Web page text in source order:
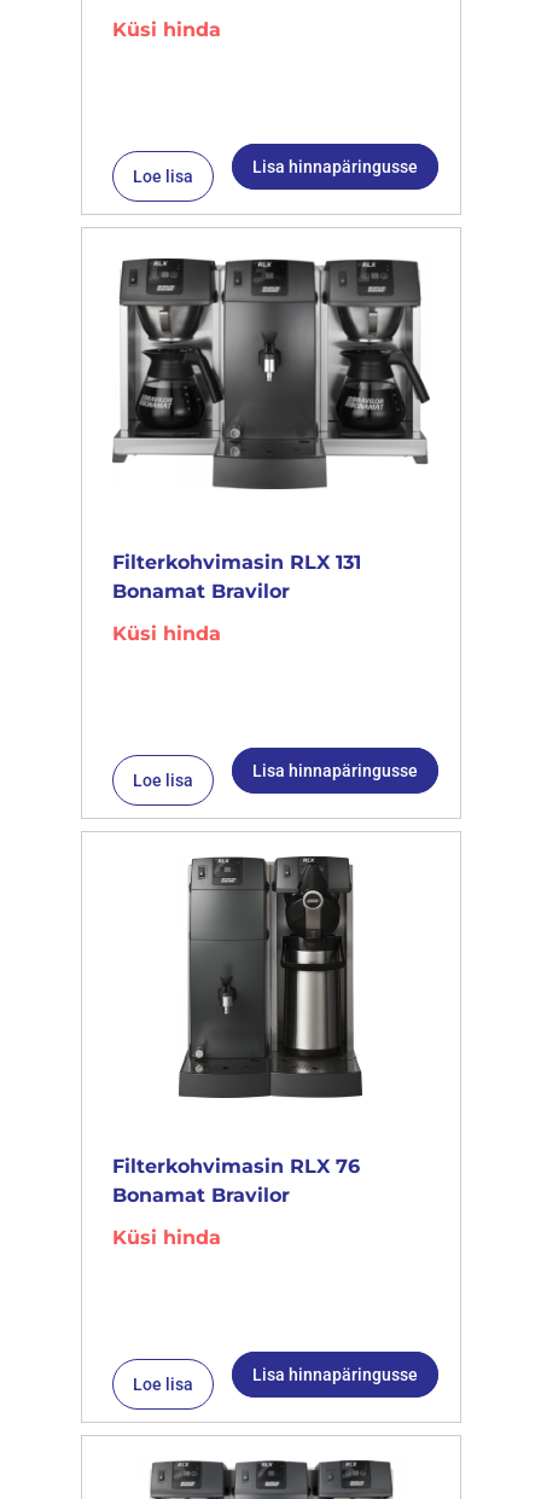
Küsi hinda
Loe lisa Lisa hinnapäringusse
Filterkohvimasin RLX 131
Bonamat Bravilor
Küsi hinda
Loe lisa Lisa hinnapäringusse
Filterkohvimasin RLX 76
Bonamat Bravilor
Küsi hinda
Loe lisa Lisa hinnapäringusse